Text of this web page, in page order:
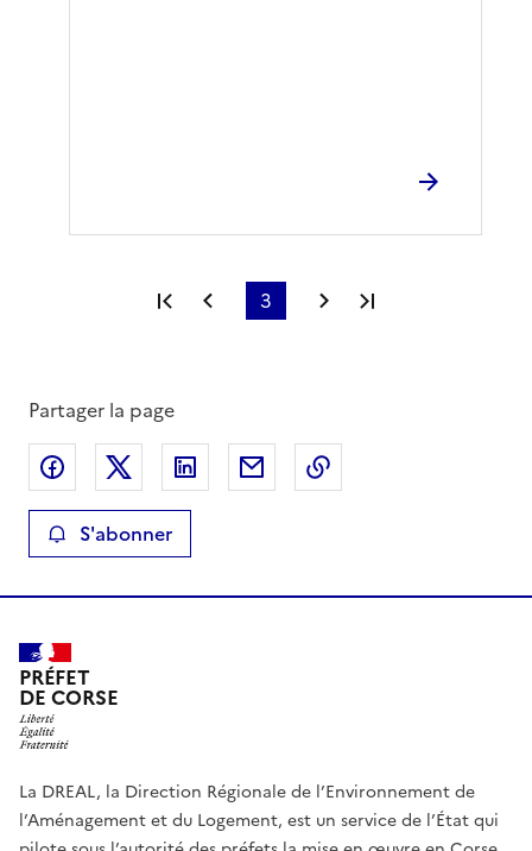
Première page
Page précédente
3 Page suivante
Partager la page
Partager sur Facebook
Partager sur XPartager sur LinkedIn
Partager par email
S'abonner
PRÉFET
DE CORSE
La DREAL, la Direction Régionale de l’Environnement de
l’Aménagement et du Logement, est un service de l’État qui